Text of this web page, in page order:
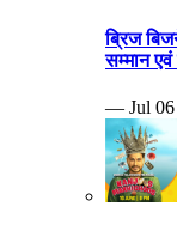
ब्रिज
सम्मान एवं
— Jul 06